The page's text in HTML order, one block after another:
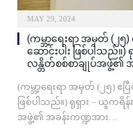
MAY 29, 2024
(ကမ္ဘာ့ရေးရာ အမှတ် (၂၅
ဆောင်းပါး ဖြစ်ပါသည်။
လန္တိတ်စစ်စာချုပ်အဖွဲ့၏
(ကမ္ဘာ့ရေးရာ အမှတ် (၂၅) ဧပ
ဖြစ်ပါသည်။) ရုရှား – ယူကရိ
အဖွဲ့၏ အခန်းကဏ္ဍအား…